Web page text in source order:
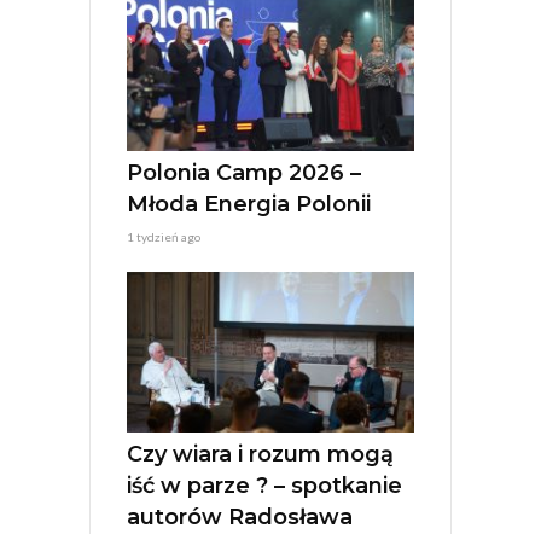
Polonia Camp 2026 –
Młoda Energia Polonii
1 tydzień ago
Czy wiara i rozum mogą
iść w parze ? – spotkanie
autorów Radosława